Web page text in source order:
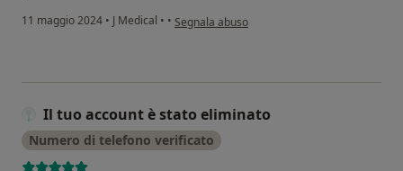
11 maggio 2024 • J Medical • • secondo l'opinione dell'utente Gabriella
Segnala abuso
Il tuo account è stato eliminato
Numero di telefono verificato